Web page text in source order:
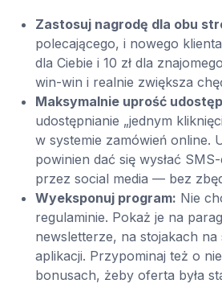
Zastosuj nagrodę dla obu
polecającego, i nowego
dla Ciebie i 10 zł dla
win-win i realnie zwiększa
Maksymalnie uprość
udostępnianie „jednym
w systemie zamówień online.
powinien dać się wysłać
przez social media — bez
Wyeksponuj program: Nie
regulaminie. Pokaż je na
newsletterze, na stojakach na
aplikacji. Przypominaj też o
bonusach, żeby oferta była